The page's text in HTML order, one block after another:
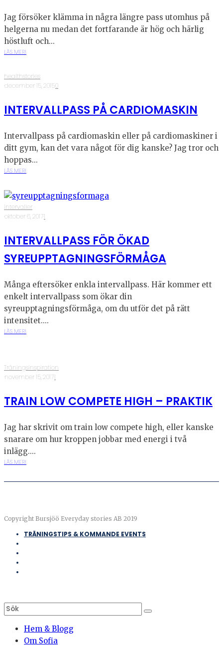
Jag försöker klämma in några längre pass utomhus på
helgerna nu medan det fortfarande är hög och härlig
höstluft och...
LÄS MER!
healthstories
·december 15, 2015·0
INTERVALLPASS PÅ CARDIOMASKIN
Intervallpass på cardiomaskin eller på cardiomaskiner i
ditt gym, kan det vara något för dig kanske? Jag tror och
hoppas...
LÄS MER!
Intervaller
·oktober 6, 2017·1
INTERVALLPASS FÖR ÖKAD
SYREUPPTAGNINGSFÖRMÅGA
Många eftersöker enkla intervallpass. Här kommer ett
enkelt intervallpass som ökar din
syreupptagningsförmåga, om du utför det på rätt
intensitet....
LÄS MER!
Träningsinspiration
·november 15, 2017·1
TRAIN LOW COMPETE HIGH – PRAKTIK
Jag har skrivit om train low compete high, eller kanske
snarare om hur kroppen jobbar med energi i två
inlägg....
LÄS MER!
Copyright Bursjöö Everyday stories AB 2019
TRÄNINGSTIPS & KOMMANDE EVENTS
Hem & Blogg
Om Sofia